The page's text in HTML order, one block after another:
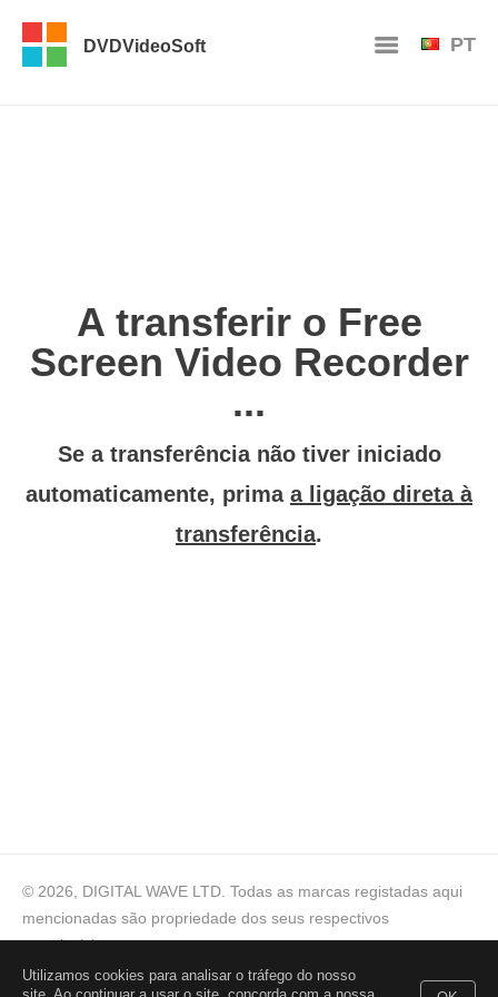
Utilizamos cookies para analisar o tráfego do nosso
DVDVideoSoft PT
A transferir o Free
Screen Video Recorder
...
Se a transferência não tiver iniciado
automaticamente, prima a ligação direta à
transferência.
© 2026, DIGITAL WAVE LTD. Todas as marcas registadas aqui
mencionadas são propriedade dos seus respectivos
proprietários
Ajuda técnica, Para consultas comerciais, Termos de